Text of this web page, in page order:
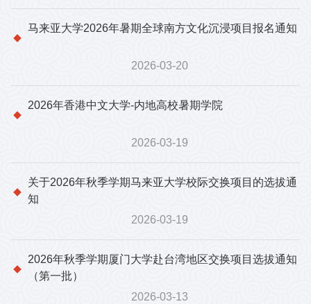
马来亚大学2026年暑期全球南方文化沉浸项目报名通知
2026-03-20
2026年香港中文大学-内地高校暑期学院
2026-03-19
关于2026年秋季学期马来亚大学校际交换项目的选拔通
知
2026-03-19
2026年秋季学期厦门大学赴台湾地区交换项目选拔通知
（第一批）
2026-03-13